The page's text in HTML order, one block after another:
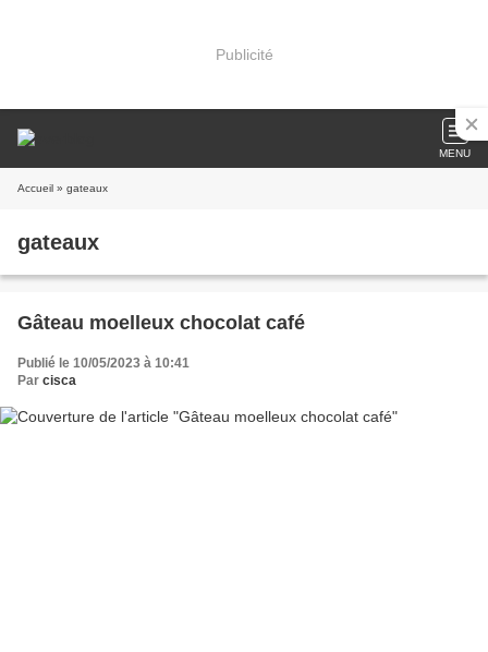
Publicité
MENU
Accueil » gateaux
gateaux
Gâteau moelleux chocolat café
Publié le 10/05/2023 à 10:41
Par cisca